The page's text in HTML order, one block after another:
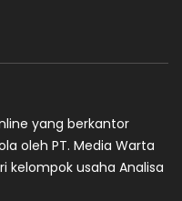
yang berkantor
oleh PT. Media Warta
kelompok usaha Analisa